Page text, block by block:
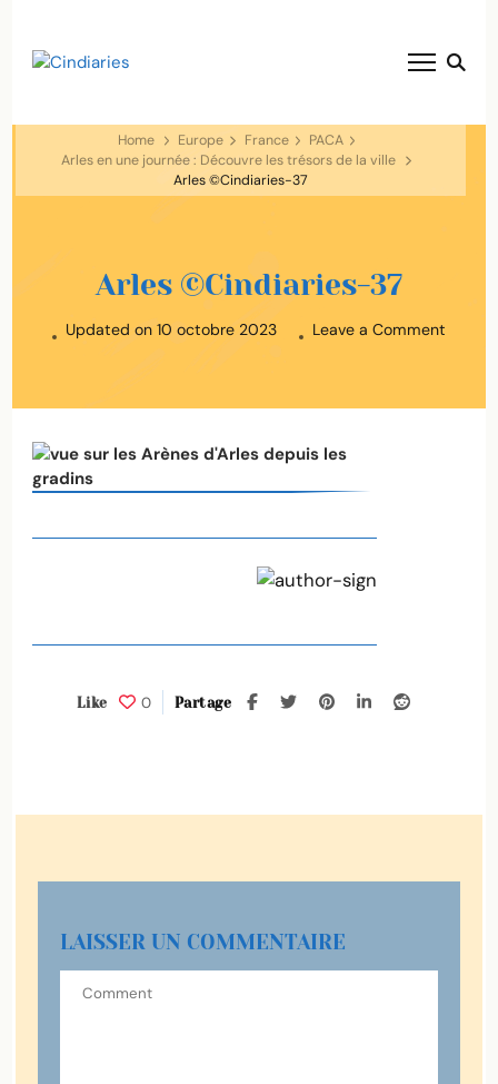
Home Europe France
PACA
Arles en une journée : Découvre les trésors de la ville
Arles ©Cindiaries-37
Arles ©Cindiaries-37
Updated on 10 octobre 2023 Leave a Comment
0
Like Partage
LAISSER UN COMMENTAIRE